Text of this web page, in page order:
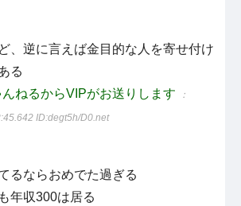
、逆に言えば金目的な人を寄せ付け
る
んねるからVIPがお送りします ：
ID:degt5h/D0.net
るならおめでた過ぎる
年収300は居る